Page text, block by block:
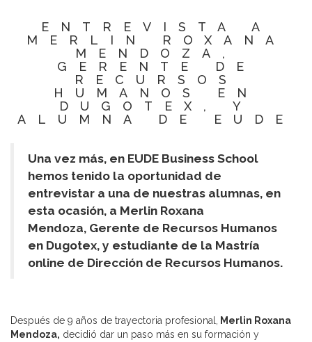
ENTREVISTA A
MERLIN ROXANA
MENDOZA,
GERENTE DE
RECURSOS
HUMANOS EN
DUGOTEX, Y
ALUMNA DE EUDE
Una vez más, en EUDE Business School
hemos tenido la oportunidad de
entrevistar a una de nuestras alumnas, en
esta ocasión, a Merlin Roxana
Mendoza, Gerente de Recursos Humanos
en Dugotex, y estudiante de la Mastría
online de Dirección de Recursos Humanos.
Después de 9 años de trayectoria profesional,
Merlin Roxana
Mendoza, decidió dar un paso más en su formación y